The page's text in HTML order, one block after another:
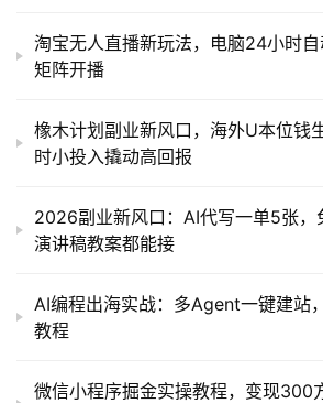
淘宝无人直播新玩法，电脑24小时
矩阵开播
橡木计划副业新风口，海外U本位钱
时小投入撬动高回报
2026副业新风口：AI代写一单5张，
演讲稿教案都能接
AI编程出海实战：多Agent一键建站
教程
微信小程序掘金实操教程，变现300